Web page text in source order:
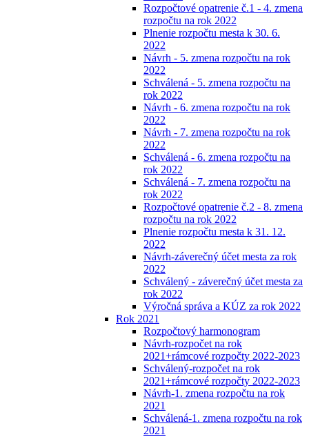
Rozpočtové opatrenie č.1 - 4. zmena
rozpočtu na rok 2022
Plnenie rozpočtu mesta k 30. 6.
2022
Návrh - 5. zmena rozpočtu na rok
2022
Schválená - 5. zmena rozpočtu na
rok 2022
Návrh - 6. zmena rozpočtu na rok
2022
Návrh - 7. zmena rozpočtu na rok
2022
Schválená - 6. zmena rozpočtu na
rok 2022
Schválená - 7. zmena rozpočtu na
rok 2022
Rozpočtové opatrenie č.2 - 8. zmena
rozpočtu na rok 2022
Plnenie rozpočtu mesta k 31. 12.
2022
Návrh-záverečný účet mesta za rok
2022
Schválený - záverečný účet mesta za
rok 2022
Výročná správa a KÚZ za rok 2022
Rok 2021
Rozpočtový harmonogram
Návrh-rozpočet na rok
2021+rámcové rozpočty 2022-2023
Schválený-rozpočet na rok
2021+rámcové rozpočty 2022-2023
Návrh-1. zmena rozpočtu na rok
2021
Schválená-1. zmena rozpočtu na rok
2021